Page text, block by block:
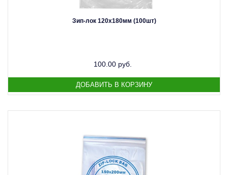
Зип-лок 120х180мм (100шт)
100.00 руб.